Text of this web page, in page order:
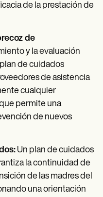
de la prestación de
de
y la evaluación
de cuidados
de asistencia
cualquier
permite una
de nuevos
Un plan de cuidados
la continuidad de
de las madres del
una orientación